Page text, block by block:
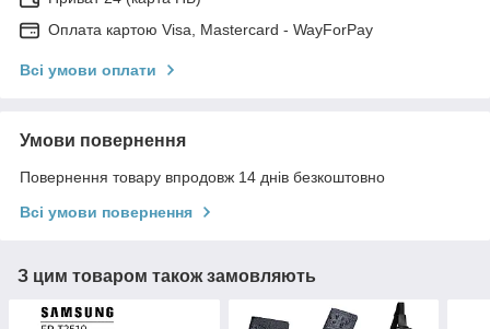
Оплата картою Visa, Mastercard - WayForPay
Всі умови оплати
Умови повернення
Повернення товару впродовж 14 днів безкоштовно
Всі умови повернення
З цим товаром також замовляють